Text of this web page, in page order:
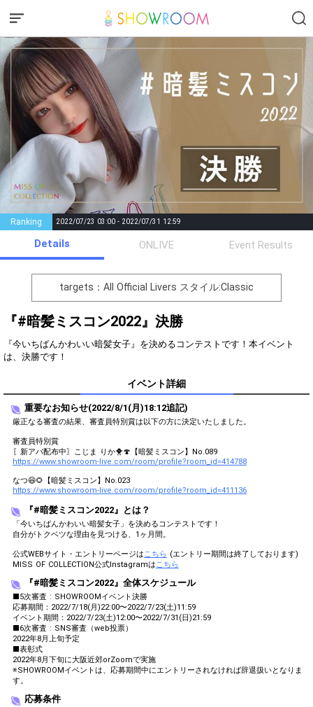
Ranking 2022/07/23 03:00 - 2022/07/31 12:59
Gifting
Throw gifts to the stage and join
the live performance.
First, try throwing free Stars
Show Gold to purchase gifts
(available from 1 JPY)! When you
continue to send gifts to the
performer(s), the performer's
popularity ranking and your
To cheer on performers, you can
send them gifts.
To send performers paid items,
you must use Show Gold.
Comments
You can post comments. Please
refrain from posting comments
that may offend performers or
Details ONLIVE Event Results
targets：All Official Livers スタイル:Classic
『#暗髪ミスコン2022』決勝
『今いちばんかわいい暗髪女子』を決めるコンテストです！本イベント
は、決勝です！
イベント詳細
重要なお知らせ(2022/8/1(月)18:12追記)
厳正なる審査の結果、審査員特別賞は以下の方に決定いたしました。
審査員特別賞
〖新アバ配布中〗こじま りか🐥🍄【暗髪ミスコン】No.089
https://www.showroom-live.com/room/profile?room_id=414788
なつ😆🌻【暗髪ミスコン】No.023
https://www.showroom-live.com/room/profile?room_id=411136
『#暗髪ミスコン2022』とは？
「今いちばんかわいい暗髪女子」を決めるコンテストです！
自分がトクベツな理由を見つける、1ヶ月間。
公式WEBサイト・エントリーページはこちら (エントリー期間は終了しております)
MISS OF COLLECTION公式Instagramはこちら
『#暗髪ミスコン2022』全体スケジュール
■5次審査 : SHOWROOMイベント決勝
応募期間：2022/7/18(月)22:00〜2022/7/23(土)11:59
イベント期間：2022/7/23(土)12:00〜2022/7/31(日)21:59
■6次審査 : SNS審査（web投票）
2022年8月上旬予定
■表彰式
2022年8月下旬に大阪近郊orZoomで実施
※SHOWROOMイベントは、応募期間中にエントリーされなければ辞退扱いとなりま
す。
応募条件